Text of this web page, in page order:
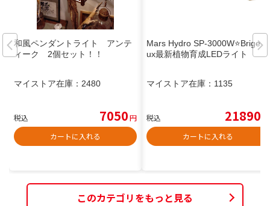
和風ペンダントライト アンテ
ィーク 2個セット！！
マイストア在庫： 2480
税込 7050円
カートに入れる
Mars Hydro SP-3000W⭐️BrigeL
ux最新植物育成LEDライト
マイストア在庫： 1135
税込 21890
カートに入れる
このカテゴリをもっと見る